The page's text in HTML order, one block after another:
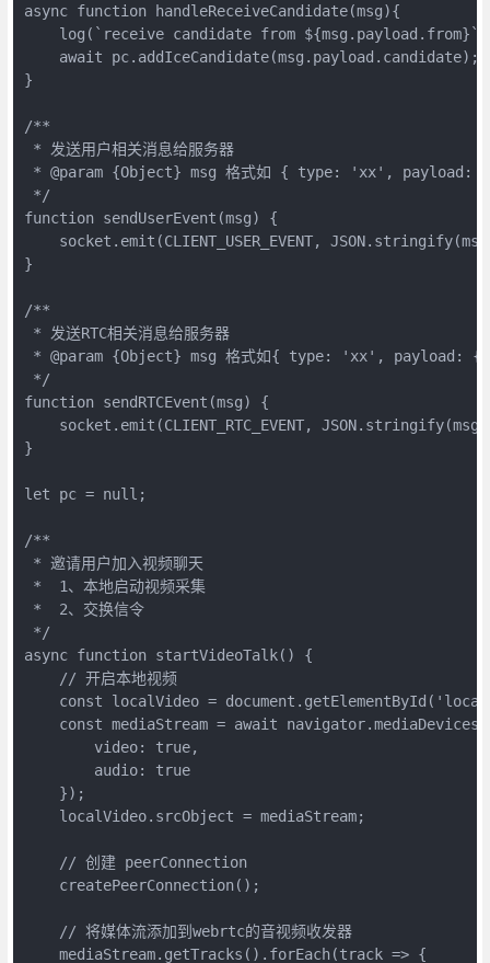
async function handleReceiveCandidate(msg){
log(`receive candidate from
await pc.addIceCandidate(msg.payload.candidate);
}
/**
* 发送用户相关消息给服务器
* @param {Object} msg 格式如 { type: 'xx', payload:
*/
function sendUserEvent(msg) {
socket.emit(CLIENT_USER_EVENT,
}
/**
* 发送RTC相关消息给服务器
* @param {Object} msg 格式如{ type: 'xx', payload:
*/
function sendRTCEvent(msg) {
socket.emit(CLIENT_RTC_EVENT,
}
let pc = null;
/**
* 邀请用户加入视频聊天
*  1、本地启动视频采集
*  2、交换信令
*/
async function startVideoTalk() {
    // 开启本地视频
const localVideo =
const mediaStream = await
        video: true,
        audio: true
    });
    localVideo.srcObject = mediaStream;
    // 创建 peerConnection
    createPeerConnection();
    // 将媒体流添加到webrtc的音视频收发器
    mediaStream.getTracks().forEach(track => {